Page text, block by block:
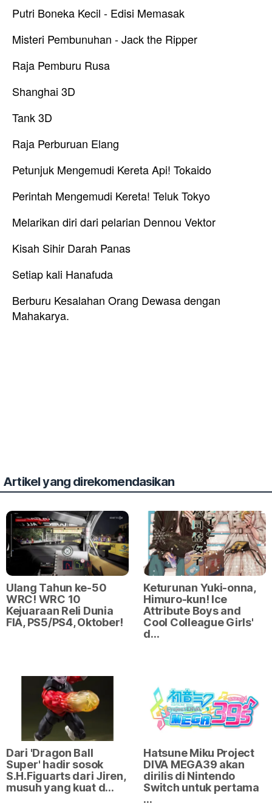
Putri Boneka Kecil - Edisi Memasak
Misteri Pembunuhan - Jack the Ripper
Raja Pemburu Rusa
Shanghai 3D
Tank 3D
Raja Perburuan Elang
Petunjuk Mengemudi Kereta Api! Tokaido
Perintah Mengemudi Kereta! Teluk Tokyo
Melarikan diri dari pelarian Dennou Vektor
Kisah Sihir Darah Panas
Setiap kali Hanafuda
Berburu Kesalahan Orang Dewasa dengan
Mahakarya.
Artikel yang direkomendasikan
Ulang Tahun ke-50
WRC! WRC 10
Kejuaraan Reli Dunia
FIA, PS5/PS4, Oktober!
Keturunan Yuki-onna,
Himuro-kun! Ice
Attribute Boys and
Cool Colleague Girls'
d…
Dari 'Dragon Ball
Super' hadir sosok
S.H.Figuarts dari Jiren,
musuh yang kuat d…
Hatsune Miku Project
DIVA MEGA39 akan
dirilis di Nintendo
Switch untuk pertama
…